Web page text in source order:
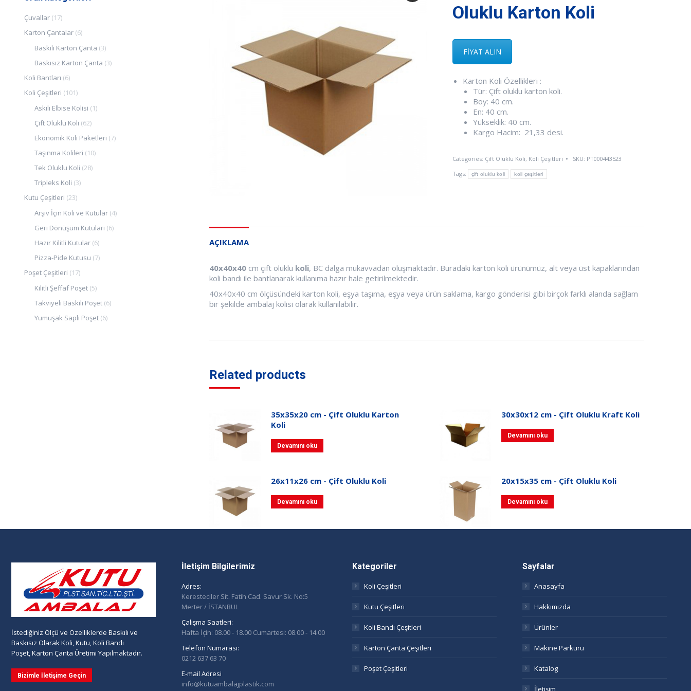
Oluklu Karton Koli
FİYAT ALIN
Karton Koli Özellikleri :
Tür: Çift oluklu karton koli.
Boy: 40 cm.
En: 40 cm.
Yükseklik: 40 cm.
Kargo Hacim: 21,33 desi.
Categories: Çift Oluklu Koli, Koli Çeşitleri SKU: PT000443523
Tags:
çift oluklu koli koli çeşitleri
AÇIKLAMA
40x40x40 cm çift oluklu koli, BC dalga mukavvadan oluşmaktadır. Buradaki karton koli ürünümüz, alt veya üst kapaklarından
koli bandı ile bantlanarak kullanıma hazır hale getirilmektedir.
40x40x40 cm ölçüsündeki karton koli, eşya taşıma, eşya veya ürün saklama, kargo gönderisi gibi birçok farklı alanda sağlam
bir şekilde ambalaj kolisi olarak kullanılabilir.
Related products
35x35x20 cm - Çift Oluklu Karton
Koli
Devamını oku
30x30x12 cm - Çift Oluklu Kraft Koli
Devamını oku
26x11x26 cm - Çift Oluklu Koli
Devamını oku
20x15x35 cm - Çift Oluklu Koli
Devamını oku
Çuvallar (17)
Karton Çantalar (6)
Baskılı Karton Çanta (3)
Baskısız Karton Çanta (3)
Koli Bantları (6)
Koli Çeşitleri (101)
Askılı Elbise Kolisi (1)
Çift Oluklu Koli (62)
Ekonomik Koli Paketleri (7)
Taşınma Kolileri (10)
Tek Oluklu Koli (28)
Tripleks Koli (3)
Kutu Çeşitleri (23)
Arşiv İçin Koli ve Kutular (4)
Geri Dönüşüm Kutuları (6)
Hazır Kilitli Kutular (6)
Pizza-Pide Kutusu (7)
Poşet Çeşitleri (17)
Kilitli Şeffaf Poşet (5)
Takviyeli Baskılı Poşet (6)
Yumuşak Saplı Poşet (6)
İstediğiniz Ölçü ve Özelliklerde Baskılı ve
Baskısız Olarak Koli, Kutu, Koli Bandı
Poşet, Karton Çanta Üretimi Yapılmaktadır.
Bizimle İletişime Geçin
İletişim Bilgilerimiz
Adres:
Keresteciler Sit. Fatih Cad. Savur Sk. No:5
Merter / İSTANBUL
Çalışma Saatleri:
Hafta İçin: 08.00 - 18.00 Cumartesi: 08.00 - 14.00
Telefon Numarası:
0212 637 63 70
E-mail Adresi
info@kutuambalajplastik.com
Kategoriler
Koli Çeşitleri
Kutu Çeşitleri
Koli Bandı Çeşitleri
Karton Çanta Çeşitleri
Poşet Çeşitleri
Sayfalar
Anasayfa
Hakkımızda
Ürünler
Makine Parkuru
Katalog
İletişim